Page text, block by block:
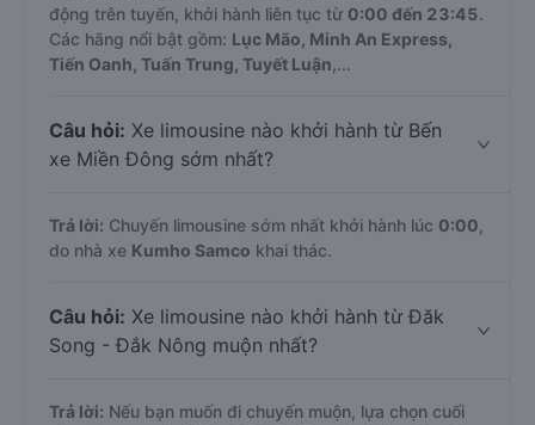
động trên tuyến, khởi hành liên tục từ 0:00 đến 23:45.
Các hãng nổi bật gồm: Lục Mão, Minh An Express,
Tiến Oanh, Tuấn Trung, Tuyết Luận ,...
Câu hỏi: Xe limousine nào khởi hành từ Bến
xe Miền Đông sớm nhất?
Trả lời: Chuyến limousine sớm nhất khởi hành lúc 0:00
do nhà xe Kumho Samco khai thác.
Câu hỏi: Xe limousine nào khởi hành từ Đăk
Song - Đắk Nông muộn nhất?
Trả lời: Nếu bạn muốn đi chuyến muộn, lựa chọn cuối